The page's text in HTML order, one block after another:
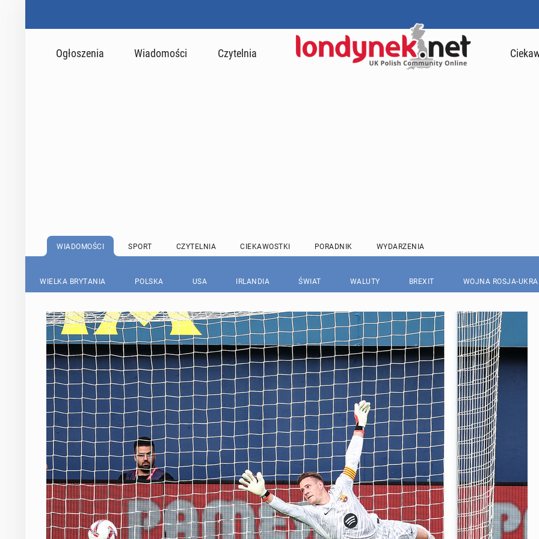
Ogłoszenia Wiadomości Czytelnia
WIADOMOŚCI SPORT CZYTELNIA CIEKAWOSTKI PORADNIK WYDARZENIA
WIELKA BRYTANIA POLSKA USA IRLANDIA ŚWIAT WALUTY BREXIT WOJNA ROSJA-